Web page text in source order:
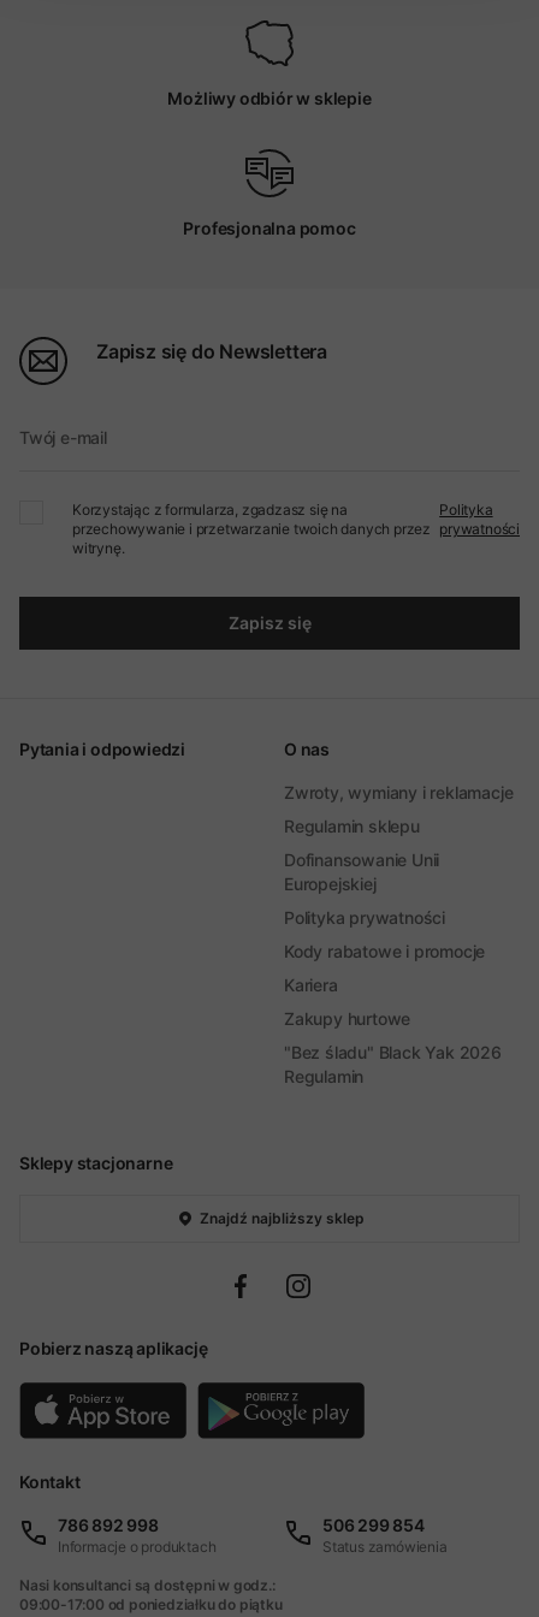
Możliwy odbiór w sklepie
Profesjonalna pomoc
Zapisz się do Newslettera
Twój e-mail
Korzystając z formularza, zgadzasz się na
przechowywanie i przetwarzanie twoich danych przez
witrynę.
Polityka
prywatności
Zapisz się
Sklepy stacjonarne
Znajdź najbliższy sklep
Pobierz naszą aplikację
Pytania i odpowiedzi O nas
Zwroty, wymiany i reklamacje
Regulamin sklepu
Dofinansowanie Unii
Europejskiej
Polityka prywatności
Kody rabatowe i promocje
Kariera
Zakupy hurtowe
"Bez śladu" Black Yak 2026
Regulamin
Kontakt
786 892 998
Informacje o produktach
506 299 854
Status zamówienia
Nasi konsultanci są dostępni w godz.:
09:00-17:00 od poniedziałku do piątku